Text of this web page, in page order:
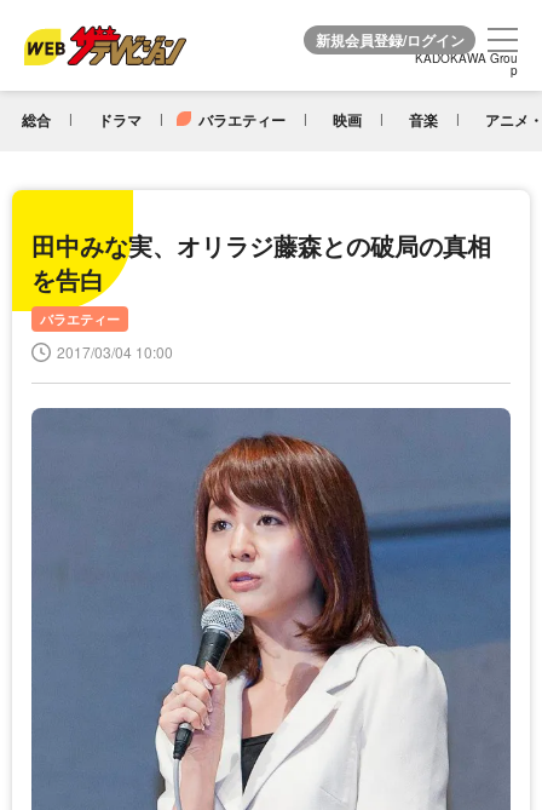
KADOKAWA Grou
p
総合 ドラマ バラエティー 映画 音楽 アニメ
KADOKAWA Grou
p
田中みな実、オリラジ藤森との破局の真相
を告白
バラエティー
2017/03/04 10:00